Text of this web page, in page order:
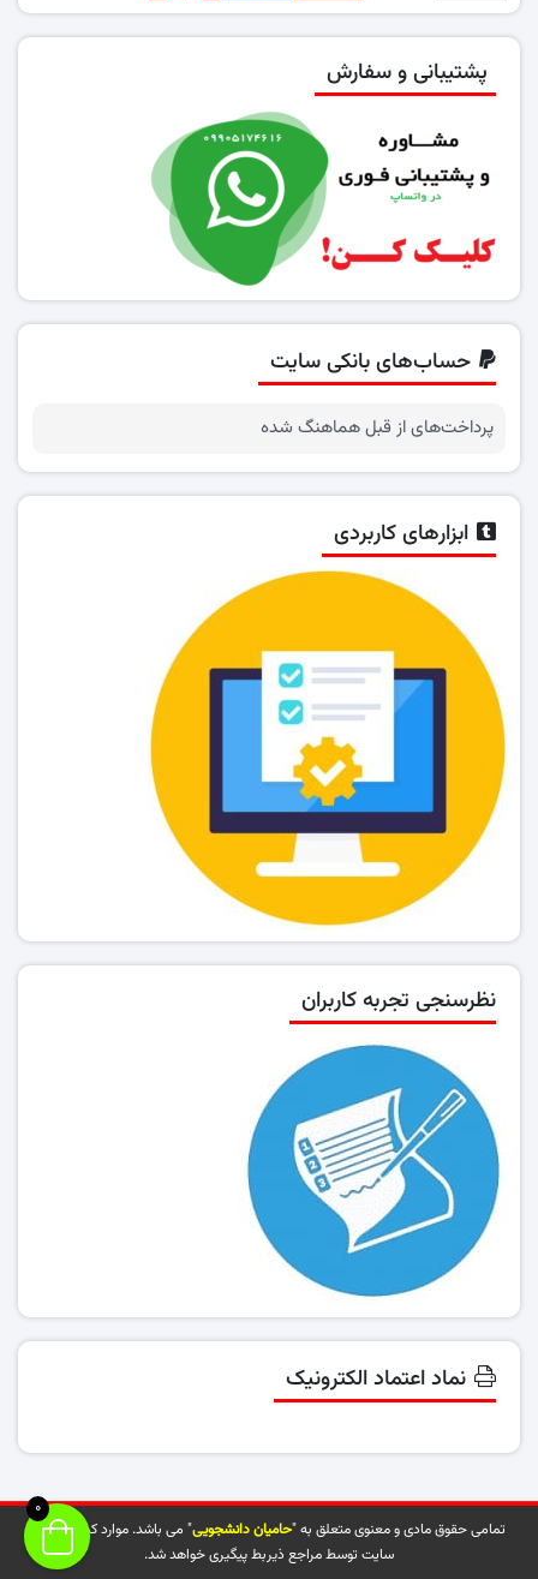
پشتیبانی و سفارش
حساب‌های بانکی سایت
پرداخت‌های از قبل هماهنگ شده
ابزارهای کاربردی
نظرسنجی تجربه کاربران
نماد اعتماد الکترونیک
تمامی حقوق مادی و معنوی متعلق به "حامیان دانشجویی" می باشد. موارد کپی شده از
سایت توسط مراجع ذیربط پیگیری خواهد شد.
0